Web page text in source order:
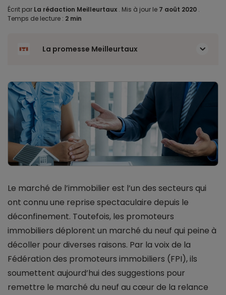
Écrit par La rédaction Meilleurtaux . Mis à jour le 7 août 2020 .
Temps de lecture : 2 min
La promesse Meilleurtaux
Le marché de l’immobilier est l’un des secteurs qui
ont connu une reprise spectaculaire depuis le
déconfinement. Toutefois, les promoteurs
immobiliers déplorent un marché du neuf qui peine à
décoller pour diverses raisons. Par la voix de la
Fédération des promoteurs immobiliers (FPI), ils
soumettent aujourd’hui des suggestions pour
remettre le marché du neuf au cœur de la relance